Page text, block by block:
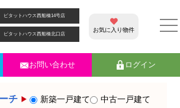
ピタットハウス西船橋14号店
ピタットハウス西船橋北口店
お気に入り物件
お問い合わせ ログイン
チ 新築一戸建て
中古一戸建て